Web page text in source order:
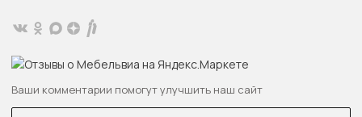
Ваши комментарии помогут улучшить наш сайт